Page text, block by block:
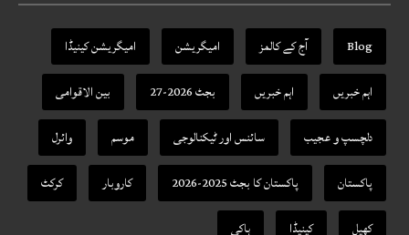
Blog آج کے کالمز امیگریشن
امیگریشن کینیڈا
اہم خبریں
اہم خبریں بجٹ 2026-27
بین الاقوامی
دلچسپ و عجیب
سائنس اور ٹیکنالوجی موسم
وائرل
پاکستان
پاکستان کا بجٹ 2025-2026 کاروبار
کرکٹ
کھیل
کینیڈا ہاکی